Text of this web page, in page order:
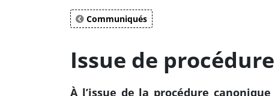
Communiqués
Issue de
À l’issue de la procédure